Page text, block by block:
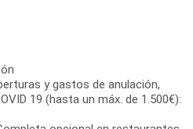
y gastos de anulación,
19 (hasta un máx. de 1.500€):